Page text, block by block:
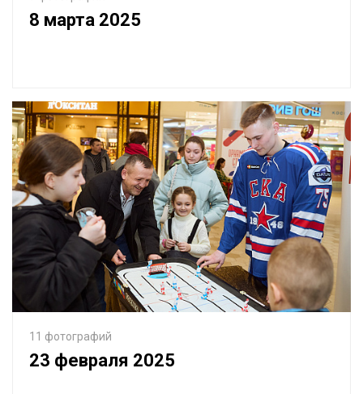
8 марта 2025
11 фотографий
23 февраля 2025